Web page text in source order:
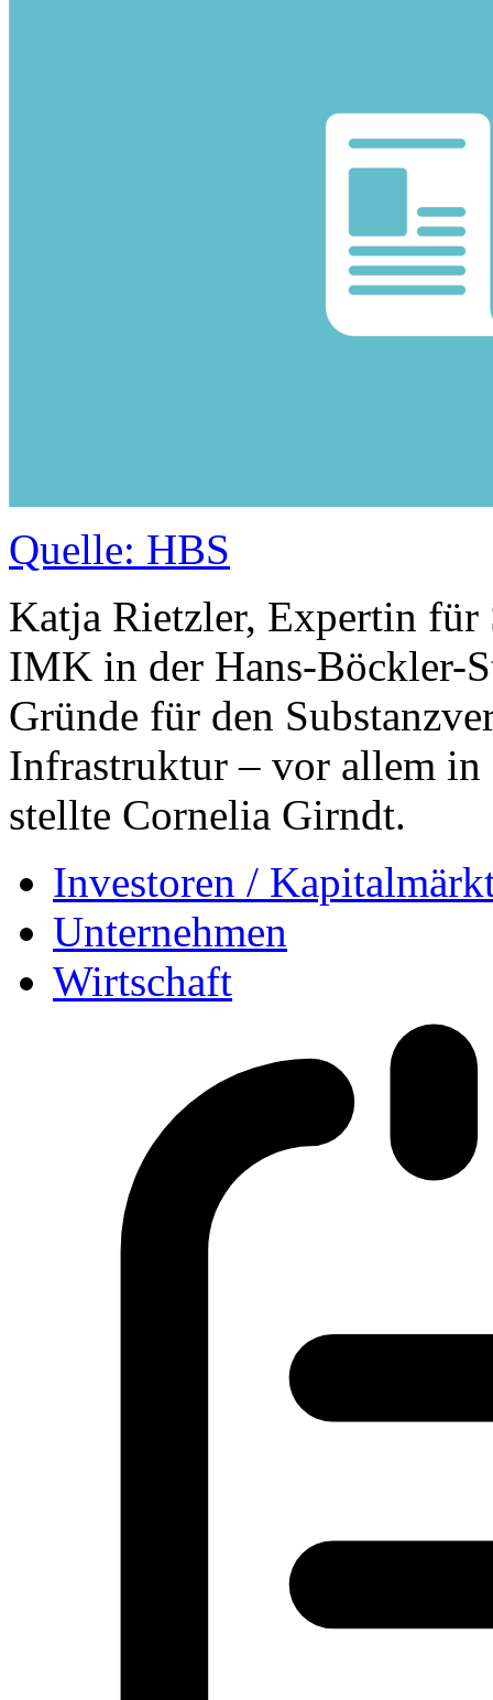
Quelle: HBS
Katja Rietzler, Expertin
IMK in der Hans-Böckler-
Gründe für den
Infrastruktur – vor allem in
stellte Cornelia Girndt.
Investoren /
Unternehmen
Wirtschaft